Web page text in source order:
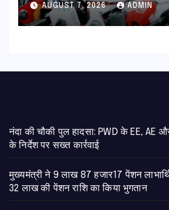
AUGUST 7, 2026 ADMIN
नंदा की चौकी पुल हादसा: PWD के EE, AE
के निर्देश पर सख्त कार्रवाई
मुख्यमंत्री ने 9 लाख 87 हजार17 पेंशन
32 लाख की पेंशन राशि का किया भुगतान